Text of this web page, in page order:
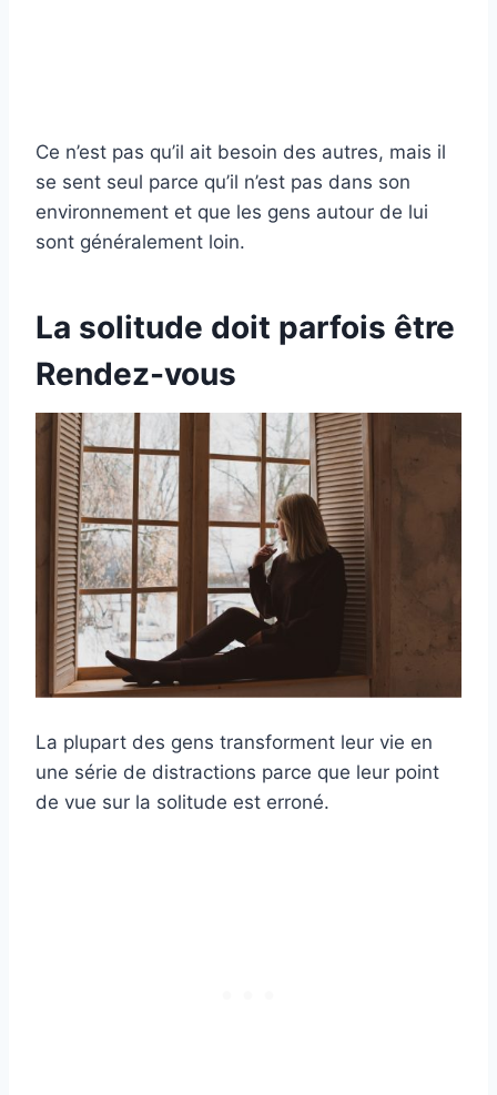
Ce n’est pas qu’il ait besoin des autres, mais il
se sent seul parce qu’il n’est pas dans son
environnement et que les gens autour de lui
sont généralement loin.
La solitude doit parfois être
Rendez-vous
La plupart des gens transforment leur vie en
une série de distractions parce que leur point
de vue sur la solitude est erroné.